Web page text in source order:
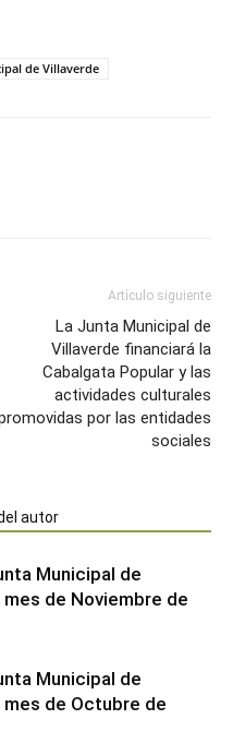
de Villaverde
Artículo siguiente
La Junta Municipal de
Villaverde financiará la
Cabalgata Popular y las
actividades culturales
por las entidades
sociales
autor
Municipal de
de Noviembre de
Municipal de
de Octubre de